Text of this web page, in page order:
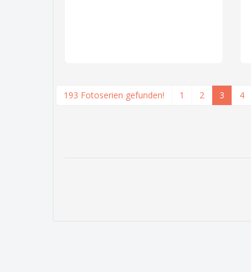
193 Fotoserien gefunden! 1 2 3 4